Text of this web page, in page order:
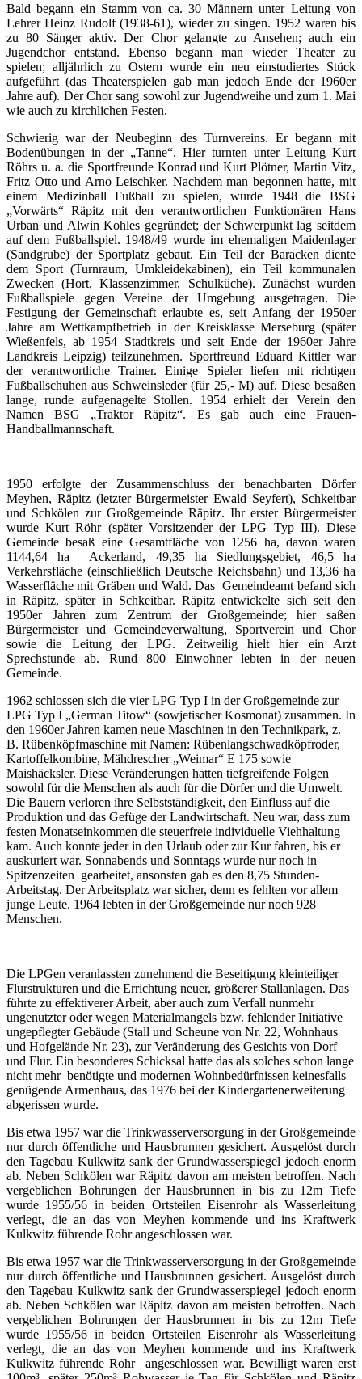
Bald begann ein Stamm von ca. 30 Männern unter Leitung von
Lehrer Heinz Rudolf (1938-61), wieder zu singen. 1952 waren bis
zu 80 Sänger aktiv. Der Chor gelangte zu Ansehen; auch ein
Jugendchor entstand. Ebenso begann man wieder Theater zu
spielen; alljährlich zu Ostern wurde ein neu einstudiertes Stück
aufgeführt (das Theaterspielen gab man jedoch Ende der 1960er
Jahre auf). Der Chor sang sowohl zur Jugendweihe und zum 1. Mai
wie auch zu kirchlichen Festen.
Schwierig war der Neubeginn des Turnvereins. Er begann mit
Bodenübungen in der „Tanne“. Hier turnten unter Leitung Kurt
Röhrs u. a. die Sportfreunde Konrad und Kurt Plötner, Martin Vitz,
Fritz Otto und Arno Leischker. Nachdem man begonnen hatte, mit
einem Medizinball Fußball zu spielen, wurde 1948 die BSG
„Vorwärts“ Räpitz mit den verantwortlichen Funktionären Hans
Urban und Alwin Kohles gegründet; der Schwerpunkt lag seitdem
auf dem Fußballspiel. 1948/49 wurde im ehemaligen Maidenlager
(Sandgrube) der Sportplatz gebaut. Ein Teil der Baracken diente
dem Sport (Turnraum, Umkleidekabinen), ein Teil kommunalen
Zwecken (Hort, Klassenzimmer, Schulküche). Zunächst wurden
Fußballspiele gegen Vereine der Umgebung ausgetragen. Die
Festigung der Gemeinschaft erlaubte es, seit Anfang der 1950er
Jahre am Wettkampfbetrieb in der Kreisklasse Merseburg (später
Wießenfels, ab 1954 Stadtkreis und seit Ende der 1960er Jahre
Landkreis Leipzig) teilzunehmen. Sportfreund Eduard Kittler war
der verantwortliche Trainer. Einige Spieler liefen mit richtigen
Fußballschuhen aus Schweinsleder (für 25,- M) auf. Diese besaßen
lange, runde aufgenagelte Stollen. 1954 erhielt der Verein den
Namen BSG „Traktor Räpitz“. Es gab auch eine Frauen-
Handballmannschaft.
1950 erfolgte der Zusammenschluss der benachbarten Dörfer
Meyhen, Räpitz (letzter Bürgermeister Ewald Seyfert), Schkeitbar
und Schkölen zur Großgemeinde Räpitz. Ihr erster Bürgermeister
wurde Kurt Röhr (später Vorsitzender der LPG Typ III). Diese
Gemeinde besaß eine Gesamtfläche von 1256 ha, davon waren
1144,64 ha Ackerland, 49,35 ha Siedlungsgebiet, 46,5 ha
Verkehrsfläche (einschließlich Deutsche Reichsbahn) und 13,36 ha
Wasserfläche mit Gräben und Wald. Das Gemeindeamt befand sich
in Räpitz, später in Schkeitbar. Räpitz entwickelte sich seit den
1950er Jahren zum Zentrum der Großgemeinde; hier saßen
Bürgermeister und Gemeindeverwaltung, Sportverein und Chor
sowie die Leitung der LPG. Zeitweilig hielt hier ein Arzt
Sprechstunde ab. Rund 800 Einwohner lebten in der neuen
Gemeinde.
1962 schlossen sich die vier LPG Typ I in der Großgemeinde zur
LPG Typ I „German Titow“ (sowjetischer Kosmonat) zusammen. In
den 1960er Jahren kamen neue Maschinen in den Technikpark, z.
B. Rübenköpfmaschine mit Namen: Rübenlangschwadköpfroder,
Kartoffelkombine, Mähdrescher „Weimar“ E 175 sowie
Maishäcksler. Diese Veränderungen hatten tiefgreifende Folgen
sowohl für die Menschen als auch für die Dörfer und die Umwelt.
Die Bauern verloren ihre Selbstständigkeit, den Einfluss auf die
Produktion und das Gefüge der Landwirtschaft. Neu war, dass zum
festen Monatseinkommen die steuerfreie individuelle Viehhaltung
kam. Auch konnte jeder in den Urlaub oder zur Kur fahren, bis er
auskuriert war. Sonnabends und Sonntags wurde nur noch in
Spitzenzeiten gearbeitet, ansonsten gab es den 8,75 Stunden-
Arbeitstag. Der Arbeitsplatz war sicher, denn es fehlten vor allem
junge Leute. 1964 lebten in der Großgemeinde nur noch 928
Menschen.
Die LPGen veranlassten zunehmend die Beseitigung kleinteiliger
Flurstrukturen und die Errichtung neuer, größerer Stallanlagen. Das
führte zu effektiverer Arbeit, aber auch zum Verfall nunmehr
ungenutzter oder wegen Materialmangels bzw. fehlender Initiative
ungepflegter Gebäude (Stall und Scheune von Nr. 22, Wohnhaus
und Hofgelände Nr. 23), zur Veränderung des Gesichts von Dorf
und Flur. Ein besonderes Schicksal hatte das als solches schon lange
nicht mehr benötigte und modernen Wohnbedürfnissen keinesfalls
genügende Armenhaus, das 1976 bei der Kindergartenerweiterung
abgerissen wurde.
Bis etwa 1957 war die Trinkwasserversorgung in der Großgemeinde
nur durch öffentliche und Hausbrunnen gesichert. Ausgelöst durch
den Tagebau Kulkwitz sank der Grundwasserspiegel jedoch enorm
ab. Neben Schkölen war Räpitz davon am meisten betroffen. Nach
vergeblichen Bohrungen der Hausbrunnen in bis zu 12m Tiefe
wurde 1955/56 in beiden Ortsteilen Eisenrohr als Wasserleitung
verlegt, die an das von Meyhen kommende und ins Kraftwerk
Kulkwitz führende Rohr angeschlossen war.
Bis etwa 1957 war die Trinkwasserversorgung in der Großgemeinde
nur durch öffentliche und Hausbrunnen gesichert. Ausgelöst durch
den Tagebau Kulkwitz sank der Grundwasserspiegel jedoch enorm
ab. Neben Schkölen war Räpitz davon am meisten betroffen. Nach
vergeblichen Bohrungen der Hausbrunnen in bis zu 12m Tiefe
wurde 1955/56 in beiden Ortsteilen Eisenrohr als Wasserleitung
verlegt, die an das von Meyhen kommende und ins Kraftwerk
Kulkwitz führende Rohr angeschlossen war. Bewilligt waren erst